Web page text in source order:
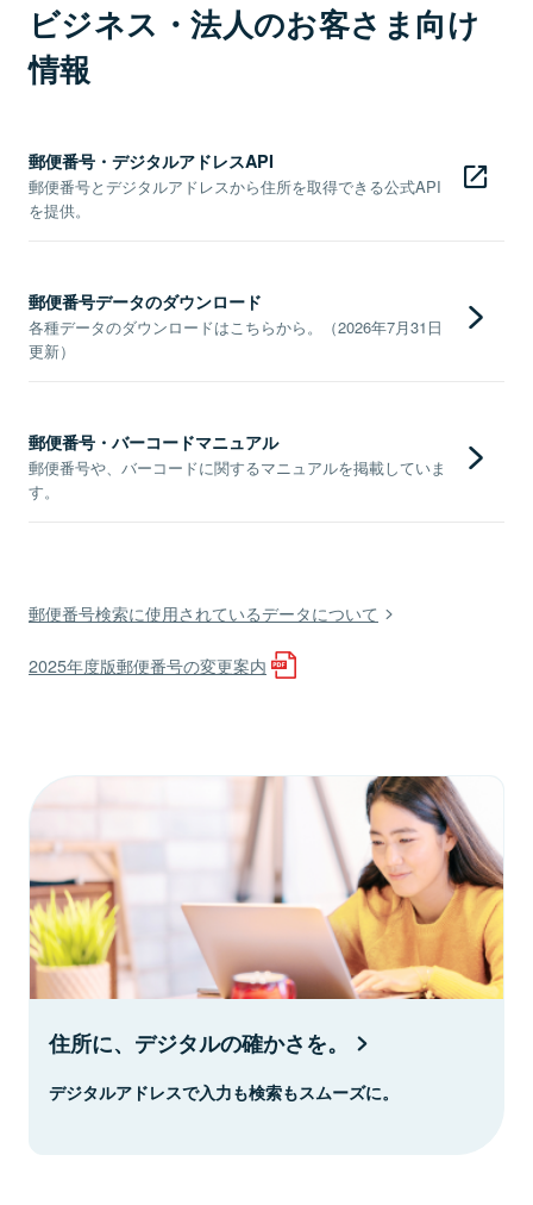
ビジネス・法人のお客さま向け
情報
郵便番号・デジタルアドレスAPI
郵便番号とデジタルアドレスから住所を取得できる公式API
を提供。
郵便番号データのダウンロード
各種データのダウンロードはこちらから。（2026年7月31日
更新）
郵便番号・バーコードマニュアル
郵便番号や、バーコードに関するマニュアルを掲載していま
す。
郵便番号検索に使用されているデータについて
2025年度版郵便番号の変更案内
住所に、デジタルの確かさを。
デジタルアドレスで入力も検索もスムーズに。